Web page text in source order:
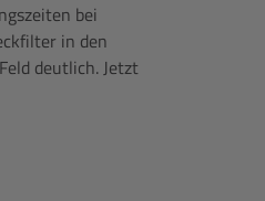
bei
in den
deutlich. Jetzt